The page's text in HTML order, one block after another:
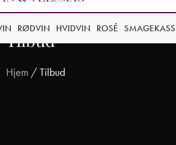
RØDVIN HVIDVIN ROSÉ
Tilbud
Hjem / Tilbud